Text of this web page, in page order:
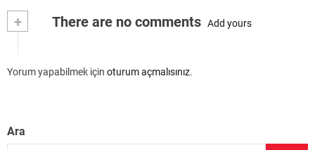
+ There are no comments Add yours
Yorum yapabilmek için oturum açmalısınız.
Ara